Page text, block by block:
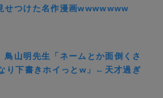
せつけた名作漫画wwwwwww
鳥山明先生「ネームとか面倒くさ
り下書きホイっとw」←天才過ぎ